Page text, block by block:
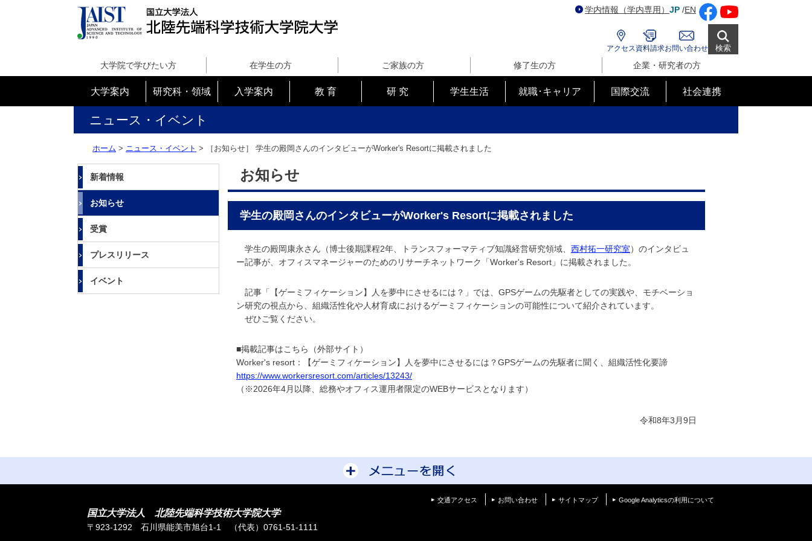
端
科
学
技
術
大
学
院
大
学
学内情報（学内専用） JP /EN
アクセス 資料請求お問い合わせ 検索
大学院で学びたい方 在学生の方 ご家族の方 修了生の方 企業・研究者の方
大学案内 研究科・領域 入学案内 教 育 研 究 学生生活 就職･キャリア 国際交流 社会連携
ニュース・イベント
ホーム > ニュース・イベント > ［お知らせ］ 学生の殿岡さんのインタビューがWorker's Resortに掲載されました
新着情報
お知らせ
受賞
プレスリリース
イベント
お知らせ
学生の殿岡さんのインタビューがWorker's Resortに掲載されました
学生の殿岡康永さん（博士後期課程2年、トランスフォーマティブ知識経営研究領域、 西村拓一研究室）のインタビュ
ー記事が、オフィスマネージャーのためのリサーチネットワーク「Worker's Resort」に掲載されました。
記事「【ゲーミフィケーション】人を夢中にさせるには？」では、GPSゲームの先駆者としての実践や、モチベーショ
ン研究の視点から、組織活性化や人材育成におけるゲーミフィケーションの可能性について紹介されています。
ぜひご覧ください。
■掲載記事はこちら（外部サイト）
Worker's resort：【ゲーミフィケーション】人を夢中にさせるには？GPSゲームの先駆者に聞く、組織活性化要諦
https://www.workersresort.com/articles/13243/
（※2026年4月以降、総務やオフィス運用者限定のWEBサービスとなります）
令和8年3 月9日
交通アクセス お問い合わせ サイトマップ Google Analyticsの利用について
国立大学法人 北陸先端科学技術大学院大学
〒923-1292 石川県能美市旭台1-1 （代表）0761-51-1111